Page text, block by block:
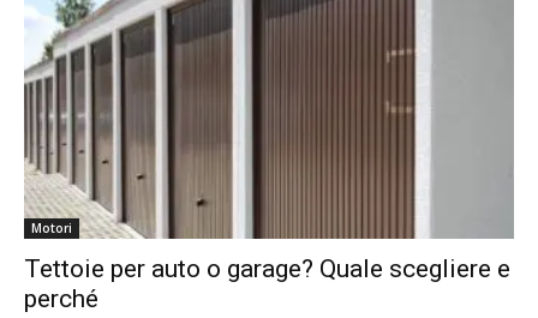
Motori
Tettoie per auto o garage? Quale scegliere e
perché